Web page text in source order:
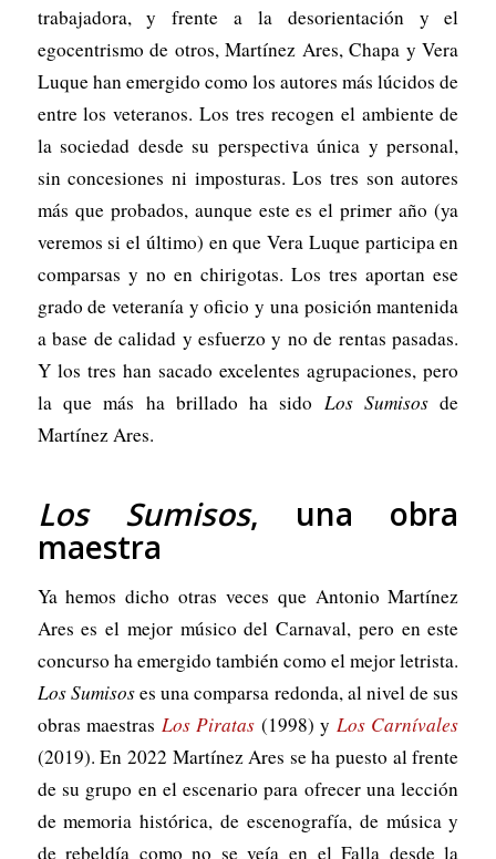
trabajadora, y frente a la desorientación y el
egocentrismo de otros, Martínez Ares, Chapa y Vera
Luque han emergido como los autores más lúcidos de
entre los veteranos. Los tres recogen el ambiente de
la sociedad desde su perspectiva única y personal,
sin concesiones ni imposturas. Los tres son autores
más que probados, aunque este es el primer año (ya
veremos si el último) en que Vera Luque participa en
comparsas y no en chirigotas. Los tres aportan ese
grado de veteranía y oficio y una posición mantenida
a base de calidad y esfuerzo y no de rentas pasadas.
Y los tres han sacado excelentes agrupaciones, pero
la que más ha brillado ha sido Los Sumisos de
Martínez Ares.
Los Sumisos, una obra
maestra
Ya hemos dicho otras veces que Antonio Martínez
Ares es el mejor músico del Carnaval, pero en este
concurso ha emergido también como el mejor letrista.
Los Sumisoses una comparsa redonda, al nivel de sus
obras maestras Los Piratas (1998) y Los Carnívales
(2019). En 2022 Martínez Ares se ha puesto al frente
de su grupo en el escenario para ofrecer una lección
de memoria histórica, de escenografía, de música y
de rebeldía como no se veía en el Falla desde la